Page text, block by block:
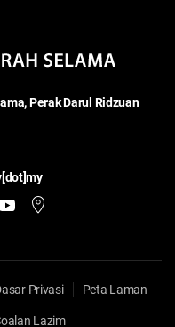
Perak Darul Ridzuan
Privasi Peta Laman
Lazim